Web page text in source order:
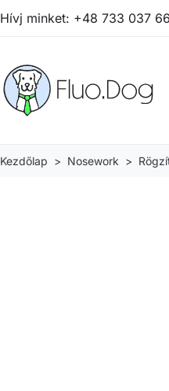
Hívj minket: +48 733 037
Kezdőlap Nosework